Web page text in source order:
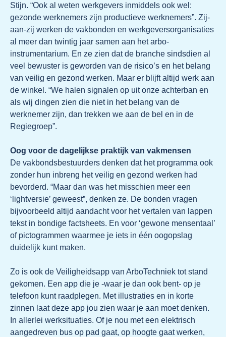
Stijn. “Ook al weten werkgevers inmiddels ook wel:
gezonde werknemers zijn productieve werknemers”. Zij-
aan-zij werken de vakbonden en werkgeversorganisaties
al meer dan twintig jaar samen aan het arbo-
instrumentarium. En ze zien dat de branche sindsdien al
veel bewuster is geworden van de risico’s en het belang
van veilig en gezond werken. Maar er blijft altijd werk aan
de winkel. “We halen signalen op uit onze achterban en
als wij dingen zien die niet in het belang van de
werknemer zijn, dan trekken we aan de bel en in de
Regiegroep”.
Oog voor de dagelijkse praktijk van vakmensen
De vakbondsbestuurders denken dat het programma ook
zonder hun inbreng het veilig en gezond werken had
bevorderd. “Maar dan was het misschien meer een
‘lightversie’ geweest”, denken ze. De bonden vragen
bijvoorbeeld altijd aandacht voor het vertalen van lappen
tekst in bondige factsheets. En voor ‘gewone mensentaal’
of pictogrammen waarmee je iets in één oogopslag
duidelijk kunt maken.
Zo is ook de Veiligheidsapp van ArboTechniek tot stand
gekomen. Een app die je -waar je dan ook bent- op je
telefoon kunt raadplegen. Met illustraties en in korte
zinnen laat deze app jou zien waar je aan moet denken.
In allerlei werksituaties. Of je nou met een elektrisch
aangedreven bus op pad gaat, op hoogte gaat werken,